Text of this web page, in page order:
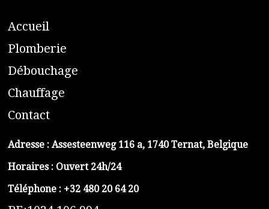
Accueil
​Plomberie
Débouchage
Chauffage
Contact
Adresse : Assesteenweg 116 a, 1740 Ternat, Belgique
Horaires : Ouvert 24h/24
Téléphone : +32 480 20 64 20